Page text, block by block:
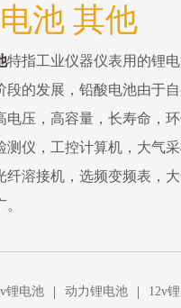
池 其他
特指工业仪器仪表用的锂
段的发展，铅酸电池由于
电压，高容量，长寿命，
测仪，工控计算机，大气
纤溶接机，选频变频表，
锂电池 | 动力锂电池 | 12v